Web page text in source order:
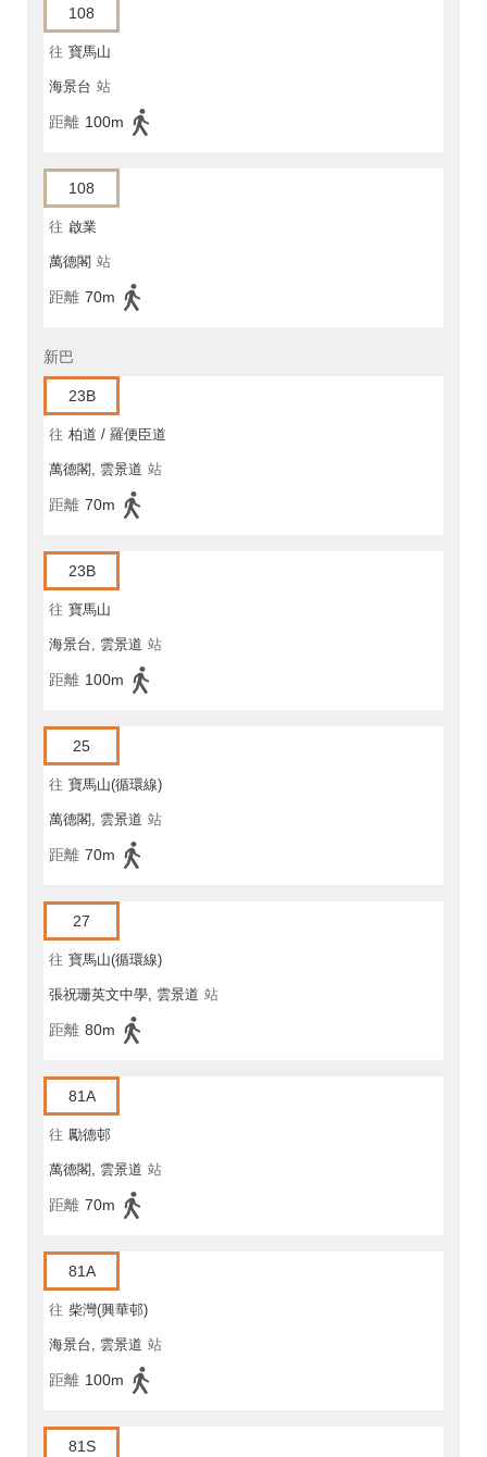
108
往 寶馬山
海景台 站
距離 100m
108
往 啟業
萬德閣 站
距離 70m
新巴
23B
往 柏道 / 羅便臣道
萬德閣, 雲景道 站
距離 70m
23B
往 寶馬山
海景台, 雲景道 站
距離 100m
25
往 寶馬山(循環線)
萬德閣, 雲景道 站
距離 70m
27
往 寶馬山(循環線)
張祝珊英文中學, 雲景道 站
距離 80m
81A
往 勵德邨
萬德閣, 雲景道 站
距離 70m
81A
往 柴灣(興華邨)
海景台, 雲景道 站
距離 100m
81S